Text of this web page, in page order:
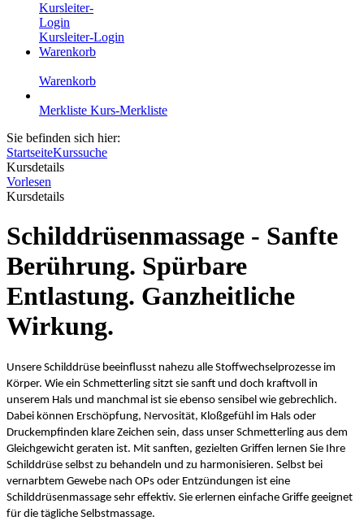
Kursleiter-
Login
Kursleiter-Login
Warenkorb
Warenkorb
Merkliste Kurs-Merkliste
Sie befinden sich hier:
StartseiteKurssuche
Kursdetails
Vorlesen
Kursdetails
Schilddrüsenmassage - Sanfte
Berührung. Spürbare
Entlastung. Ganzheitliche
Wirkung.
Unsere Schilddrüse beeinflusst nahezu alle Stoffwechselprozesse im
Körper. Wie ein Schmetterling sitzt sie sanft und doch kraftvoll in
unserem Hals und manchmal ist sie ebenso sensibel wie gebrechlich.
Dabei können Erschöpfung, Nervosität, Kloßgefühl im Hals oder
Druckempfinden klare Zeichen sein, dass unser Schmetterling aus dem
Gleichgewicht geraten ist. Mit sanften, gezielten Griffen lernen Sie Ihre
Schilddrüse selbst zu behandeln und zu harmonisieren. Selbst bei
vernarbtem Gewebe nach OPs oder Entzündungen ist eine
Schilddrüsenmassage sehr effektiv. Sie erlernen einfache Griffe geeignet
für die tägliche Selbstmassage.